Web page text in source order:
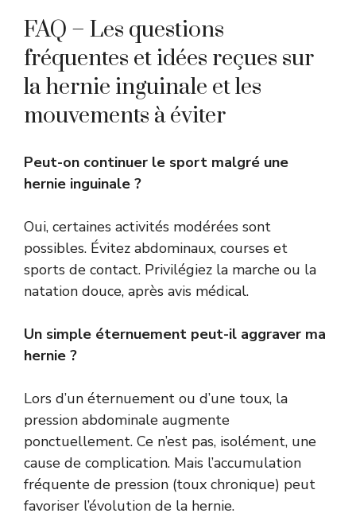
FAQ – Les questions
fréquentes et idées reçues sur
la hernie inguinale et les
mouvements à éviter
Peut-on continuer le sport malgré une
hernie inguinale ?
Oui, certaines activités modérées sont
possibles. Évitez abdominaux, courses et
sports de contact. Privilégiez la marche ou la
natation douce, après avis médical.
Un simple éternuement peut-il aggraver ma
hernie ?
Lors d’un éternuement ou d’une toux, la
pression abdominale augmente
ponctuellement. Ce n’est pas, isolément, une
cause de complication. Mais l’accumulation
fréquente de pression (toux chronique) peut
favoriser l’évolution de la hernie.